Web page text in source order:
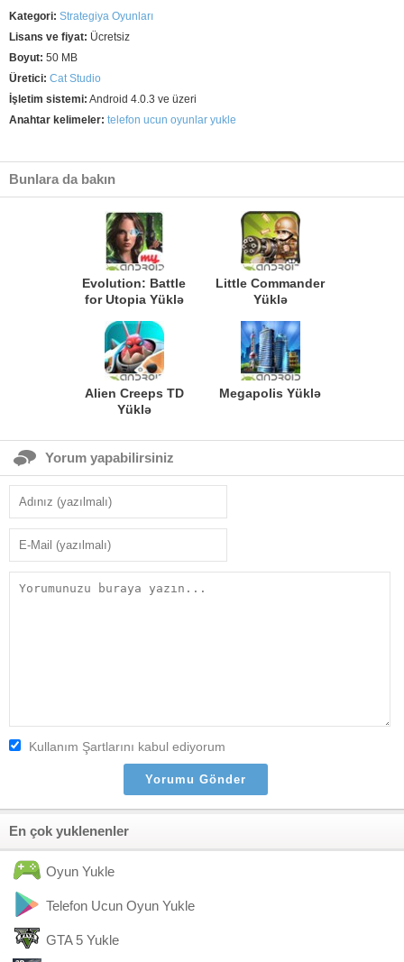
Kategori: Strategiya Oyunları
Lisans ve fiyat: Ücretsiz
Boyut: 50 MB
Üretici: Cat Studio
İşletim sistemi: Android 4.0.3 ve üzeri
Anahtar kelimeler: telefon ucun oyunlar yukle
Bunlara da bakın
Evolution: Battle
for Utopia Yüklə
Little Commander
Yüklə
Alien Creeps TD
Yüklə
Megapolis Yüklə
Yorum yapabilirsiniz
Kullanım Şartlarını kabul ediyorum
En çok yuklenenler
Oyun Yukle
Telefon Ucun Oyun Yukle
GTA 5 Yukle